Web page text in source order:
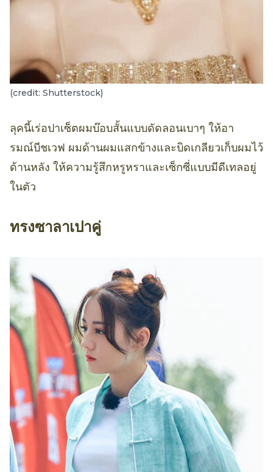
(credit: Shutterstock)
ลุคนี้เร่อปาเซ็ตผมบ๊อบสั้นแบบดัดลอนเบาๆ ให้อา
รมณ์บีชเวฟ ผมด้านผมแสกข้างและบิดเกลียวเก็บผมไว้
ด้านหลัง ให้ความรู้สึกหรูหราและเซ็กซี่แบบมีดีเทลอยู่
ในตัว
ทรงซาลาเปาคู่